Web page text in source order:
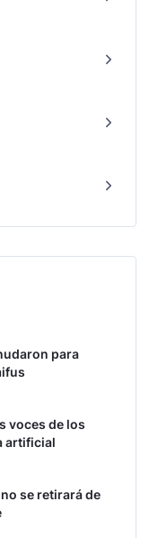
para
voces de los
artificial
se retirará de